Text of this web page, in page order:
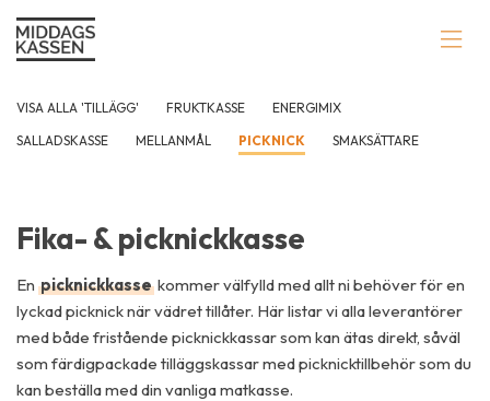
VISA ALLA 'TILLÄGG' FRUKTKASSE
ENERGIMIX
SALLADSKASSE
MELLANMÅL PICKNICK SMAKSÄTTARE
Fika- & picknickkasse
En picknickkasse kommer välfylld med allt ni behöver för en
lyckad picknick när vädret tillåter. Här listar vi alla leverantörer
med både fristående picknickkassar som kan ätas direkt, såväl
som färdigpackade tilläggskassar med picknicktillbehör som du
kan beställa med din vanliga matkasse.